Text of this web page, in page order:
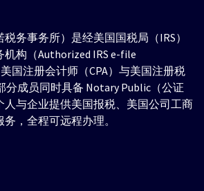
税务事务所）是经美国国税局（IRS）
构（Authorized IRS e-file
国注册会计师（CPA）与美国注册税
分成员同时具备 Notary Public（公证
人与企业提供美国报税、美国公司工商
，全程可远程办理。